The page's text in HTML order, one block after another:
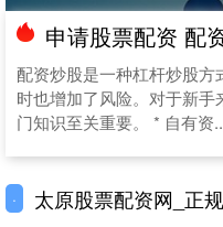
申请股票配资 配资炒股入门：新
配资炒股是一种杠杆炒股方
时也增加了风险。对于新手
门知识至关重要。 * 自有资
· 太原股票配资网_正